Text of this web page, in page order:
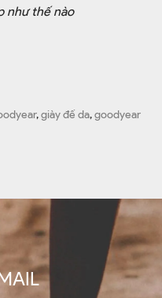
như thế nào
,giày đế da,goodyear